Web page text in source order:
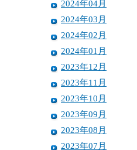
2024年04月
2024年03月
2024年02月
2024年01月
2023年12月
2023年11月
2023年10月
2023年09月
2023年08月
2023年07月